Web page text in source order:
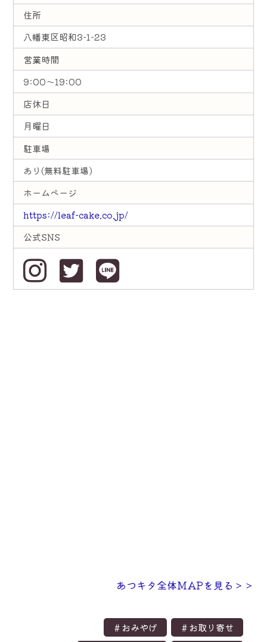
住所
八幡東区昭和3-1-23
営業時間
9:00～19:00
店休日
月曜日
駐車場
あり(無料駐車場)
ホームページ
https://leaf-cake.co.jp/
公式SNS
あつキタ全体MAPを見る＞＞
＃おみやげ
＃お取り寄せ